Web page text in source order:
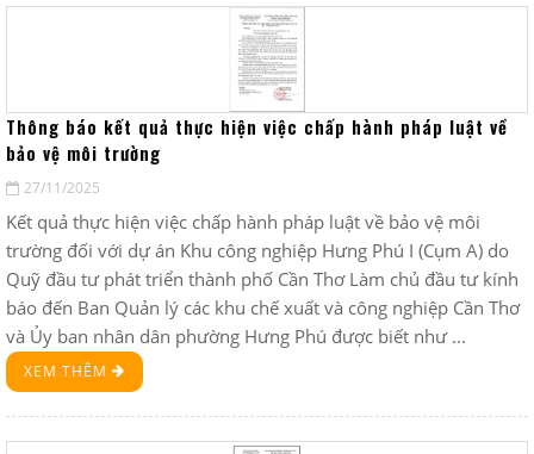
Thông báo kết quả thực hiện việc chấp hành pháp luật về
bảo vệ môi trường
27/11/2025
Kết quả thực hiện việc chấp hành pháp luật về bảo vệ môi
trường đối với dự án Khu công nghiệp Hưng Phú I (Cụm A) do
Quỹ đầu tư phát triển thành phố Cần Thơ Làm chủ đầu tư kính
báo đến Ban Quản lý các khu chế xuất và công nghiệp Cần Thơ
và Ủy ban nhân dân phường Hưng Phú được biết như ...
XEM THÊM